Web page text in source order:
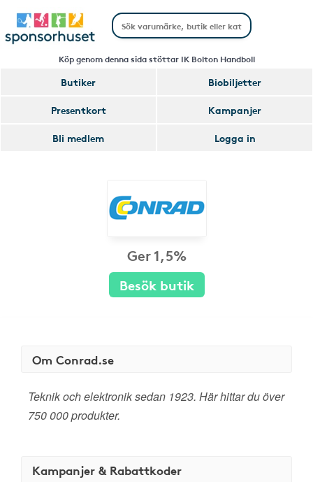
Köp genom denna sida stöttar IK Bolton Handboll
Butiker
Biobiljetter
Presentkort
Kampanjer
Bli medlem
Logga in
Ger 1,5%
Besök butik
Om Conrad.se
Teknik och elektronik sedan 1923. Här hittar du över
750 000 produkter.
Kampanjer & Rabattkoder